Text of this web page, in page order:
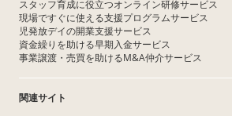
スタッフ育成に役立つオンライン研修サービス
現場ですぐに使える支援プログラムサービス
児発放デイの開業支援サービス
資金繰りを助ける早期入金サービス
事業譲渡・売買を助けるM&A仲介サービス
関連サイト